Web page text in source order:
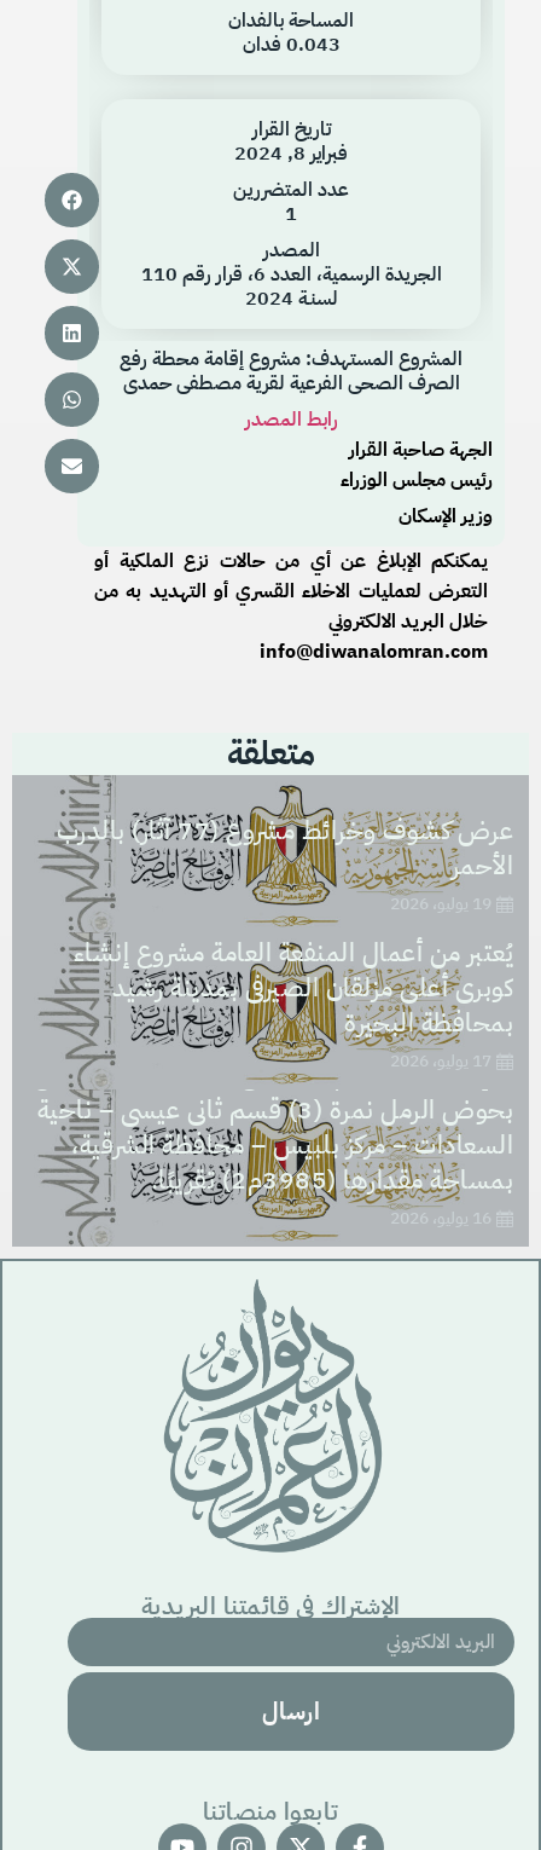
المساحة بالفدان
0.043 فدان
تاريخ القرار
فبراير 8, 2024
عدد المتضررين
1
المصدر
الجريدة الرسمية، العدد 6، قرار رقم 110
لسنـة 2024
المشروع المستهدف: مشروع إقامة محطة رفع
الصرف الصحى الفرعية لقرية مصطفى حمدى
رابط المصدر
الجهة صاحبة القرار
رئيس مجلس الوزراء
وزير الإسكان
يمكنكم الإبلاغ عن أي من حالات نزع الملكية أو
التعرض لعمليات الاخلاء القسري أو التهديد به من
خلال البريد الالكتروني
info@diwanalomran.com
متعلقة
عرض كشوف وخرائط مشروع (77 آثار) بالدرب
الأحمر
19 يوليو، 2026
يُعتبر من أعمال المنفعة العامة مشروع إنشاء
كوبرى أعلى مزلقان الصيرفى بمدينة رشيد
بمحافظة البحيرة
17 يوليو، 2026
يُعتبر من أعمال المنفعة العامة مشروع نزع ملكية
العقار الذى تشغله مدرسة السعادات الابتدائية
والإعدادية، بالرقم التعريفى (1312747) الكائن
بحوض الرمل نمرة (3) قسم ثانى عيسى – ناحية
السعادات – مركز بلبيس – محافظة الشرقية،
بمساحة مقدارها (3985م2) تقريبًا.
16 يوليو، 2026
الإشتراك في قائمتنا البريدية
ارسال
تابعوا منصاتنا